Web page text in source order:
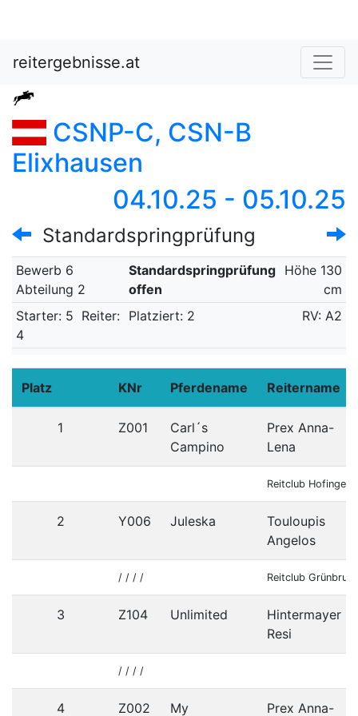
reitergebnisse.at
CSNP-C, CSN-B
Elixhausen
04.10.25 - 05.10.25
Standardspringprüfung
Bewerb 6
Abteilung 2
Standardspringprüfung
offen
Höhe 130
cm
Starter: 5 Reiter:
4
Platziert: 2 RV: A2
Platz KNr Pferdename Reitername
1 Z001
Carl´s
Campino
Prex Anna-
Lena
Reitclub Hofinger
2 Y006 Juleska
Touloupis
Angelos
/ / / / Reitclub Grünbrunn
3 Z104 Unlimited
Hintermayer
Resi
/ / / /
4 Z002 My Prex Anna-